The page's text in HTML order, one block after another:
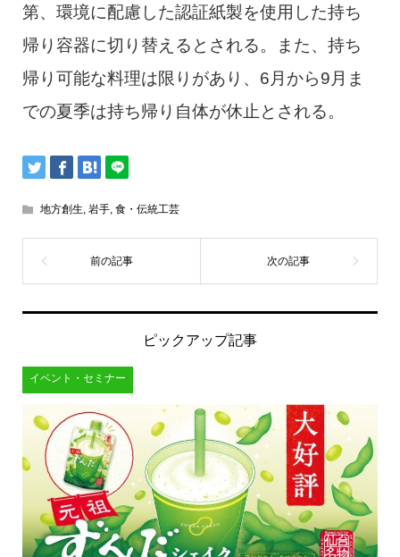
第、環境に配慮した認証紙製を使用した持ち
帰り容器に切り替えるとされる。また、持ち
帰り可能な料理は限りがあり、6月から9月ま
での夏季は持ち帰り自体が休止とされる。
地方創生 岩手, 食・伝統工芸
ピックアップ記事
イベント・セミナー